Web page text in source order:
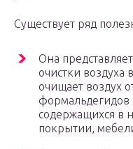
Существует ряд
Она
очистки воздуха
очищает воздух
формальдегидов
содержащихся в
покрытии,